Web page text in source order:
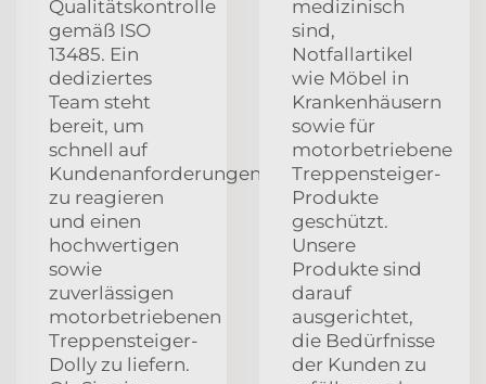
Qualitätskontrolle
gemäß ISO
13485. Ein
dediziertes
Team steht
bereit, um
schnell auf
Kundenanforderungen
zu reagieren
und einen
hochwertigen
sowie
zuverlässigen
motorbetriebenen
Treppensteiger-
Dolly zu liefern.
medizinisch
sind,
Notfallartikel
wie Möbel in
Krankenhäusern
sowie für
motorbetriebene
Treppensteiger-
Produkte
geschützt.
Unsere
Produkte sind
darauf
ausgerichtet,
die Bedürfnisse
der Kunden zu